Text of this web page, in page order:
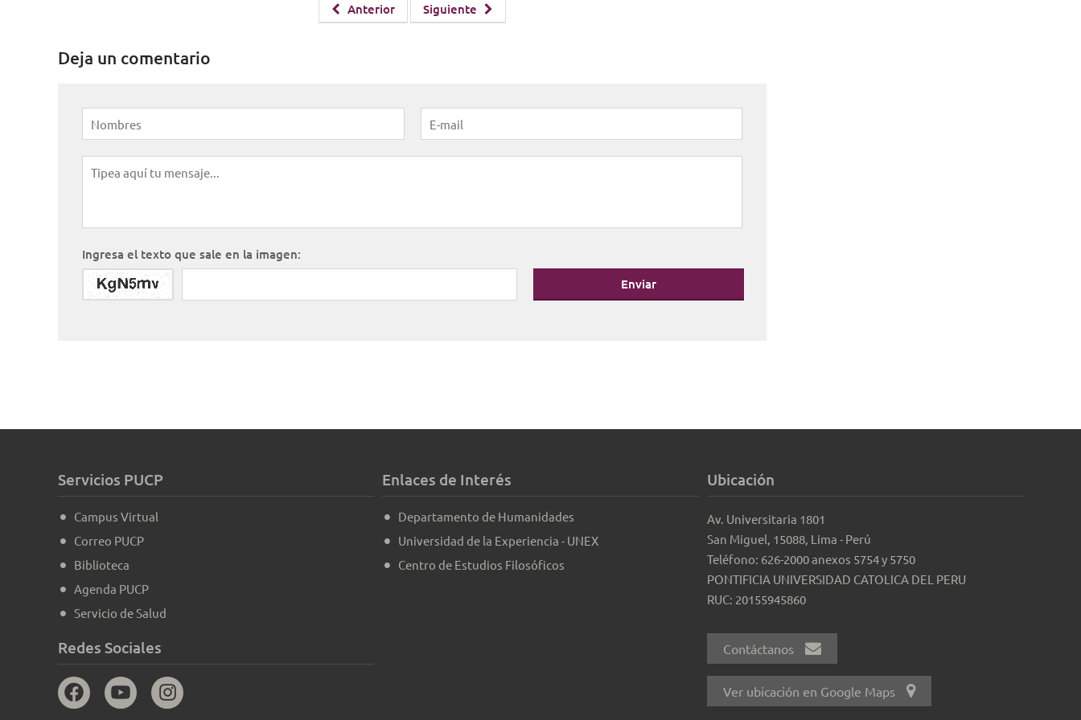
Anterior Siguiente
Deja un comentario
Ingresa el texto que sale en la imagen:
Enviar
Servicios PUCP
Campus Virtual
Correo PUCP
Biblioteca
Agenda PUCP
Servicio de Salud
Redes Sociales
Enlaces de Interés
Departamento de Humanidades
Universidad de la Experiencia - UNEX
Centro de Estudios Filosóficos
Ubicación
Av. Universitaria 1801
San Miguel, 15088, Lima - Perú
Teléfono: 626-2000 anexos 5754 y 5750
PONTIFICIA UNIVERSIDAD CATOLICA DEL PERU
RUC: 20155945860
Contáctanos
Ver ubicación en Google Maps